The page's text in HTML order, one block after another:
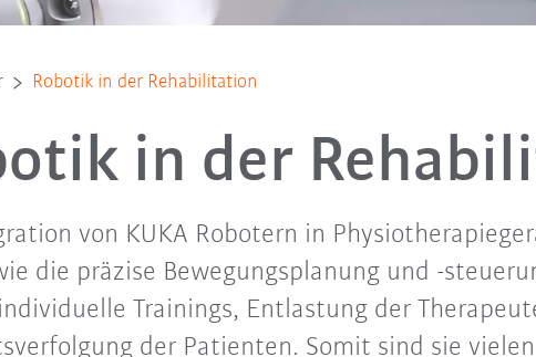
Robotik in der Rehabilitation
in der
von KUKA Robotern in
die präzise Bewegungsplanung und -
individuelle Trainings, Entlastung der
der Patienten. Somit sind sie